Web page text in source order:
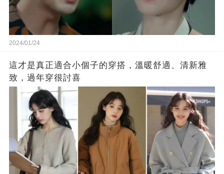
2024/01/24
這才是真正適合小個子的穿搭，溫暖舒適、清新雅
致，過年穿很討喜